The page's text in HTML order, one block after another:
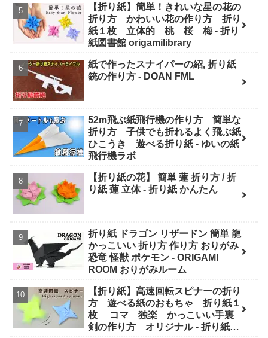
【折り紙】簡単！きれいな星の花の
折り方 かわいい花の作り方 折り
紙１枚 立体的 桃 桜 梅 - 折り
紙図書館 origamilibrary
紙で作ったスナイパーの紹, 折り紙
銃の作り方 - DOAN FML
52m飛ぶ紙飛行機の作り方 簡単な
折り方 子供でも折れるよく飛ぶ紙
ひこうき 遊べる折り紙 - ゆいの紙
飛行機ラボ
【折り紙の花】 簡単 蓮 折り方 / 折
り紙 蓮 立体 - 折り紙 かんたん
折り紙 ドラゴン リザードン 簡単 龍
かっこいい 折り方 作り方 おりがみ
恐竜 怪獣 ポケモン - ORIGAMI
ROOM おりがみルーム
【折り紙】高速回転スピナーの折り
方 遊べる紙のおもちゃ 折り紙１
枚 コマ 独楽 かっこいい手裏
剣の作り方 オリジナル - 折り紙図